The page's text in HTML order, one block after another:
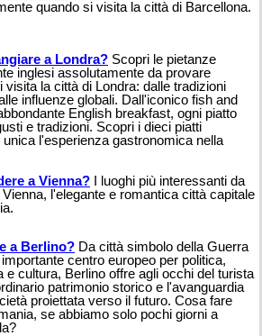
quando si visita la città di Barcellona.
a Londra? Scopri le pietanze
inglesi assolutamente da provare
visita la città di Londra: dalle tradizioni
influenze globali. Dall'iconico fish and
English breakfast, ogni piatto
e tradizioni. Scopri i dieci piatti
l'esperienza gastronomica nella
a Vienna? I luoghi più interessanti da
l'elegante e romantica città capitale
a Berlino? Da città simbolo della Guerra
centro europeo per politica,
e cultura, Berlino offre agli occhi del turista
patrimonio storico e l'avanguardia
proiettata verso il futuro. Cosa fare
se abbiamo solo pochi giorni a